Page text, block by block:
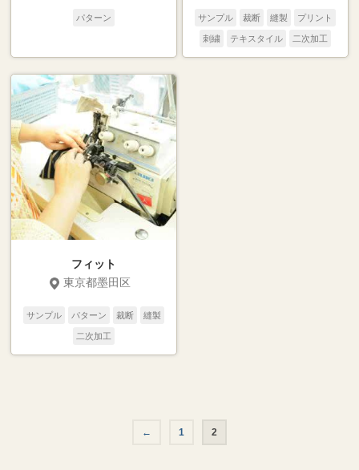
パターン サンプル 裁断 縫製 プリント
刺繍 テキスタイル 二次加工
フィット
東京都墨田区
サンプル パターン 裁断 縫製
二次加工
← 1 2